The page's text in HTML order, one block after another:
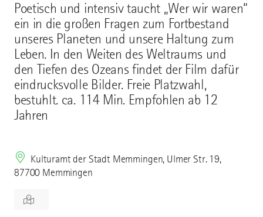
Poetisch und intensiv taucht „Wer wir waren“
ein in die großen Fragen zum Fortbestand
unseres Planeten und unsere Haltung zum
Leben. In den Weiten des Weltraums und
den Tiefen des Ozeans findet der Film dafür
eindrucksvolle Bilder. Freie Platzwahl,
bestuhlt. ca. 114 Min. Empfohlen ab 12
Jahren
Kulturamt der Stadt Memmingen, Ulmer Str. 19,
87700 Memmingen